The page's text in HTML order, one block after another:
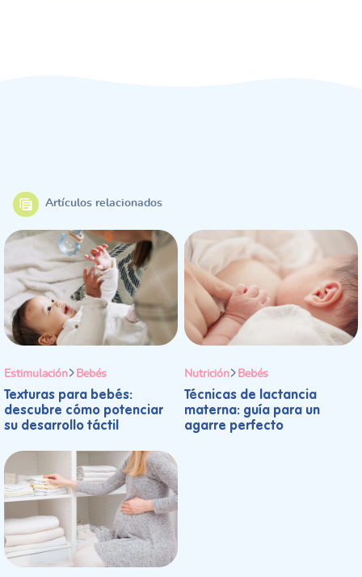
Artículos relacionados
Estimulación Bebés
Texturas para bebés:
descubre cómo potenciar
su desarrollo táctil
Nutrición Bebés
Técnicas de lactancia
materna: guía para un
agarre perfecto